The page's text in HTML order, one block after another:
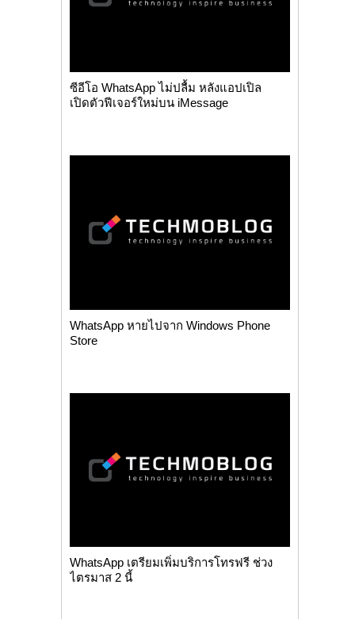
ซีอีโอ WhatsApp ไม่ปลื้ม หลังแอปเปิล
เปิดตัวฟีเจอร์ใหม่บน iMessage
WhatsApp หายไปจาก Windows Phone
Store
WhatsApp เตรียมเพิ่มบริการโทรฟรี ช่วง
ไตรมาส 2 นี้